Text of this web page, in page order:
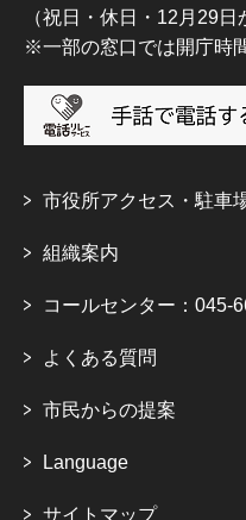
（祝日・休日・12月29日
※一部の窓口では開庁時
市役所アクセス・駐車
組織案内
コールセンター：045-
よくある質問
市民からの提案
Language
サイトマップ